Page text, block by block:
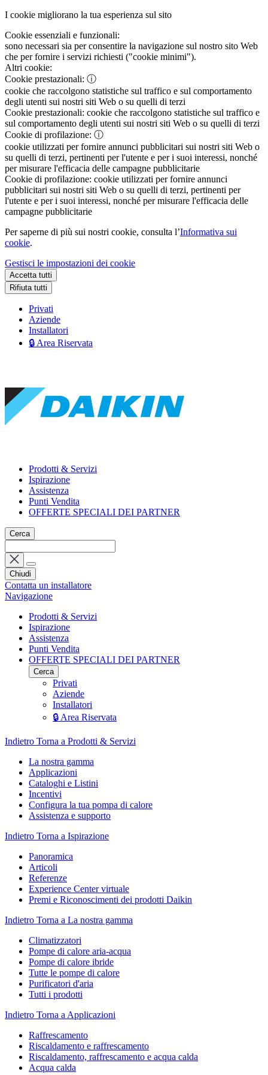
I cookie migliorano la tua esperienza sul sito
Cookie essenziali e funzionali:
sono necessari sia per consentire la navigazione sul nostro sito Web
che per fornire i servizi richiesti ("cookie minimi").
Altri cookie:
Cookie prestazionali: ⓘ
cookie che raccolgono statistiche sul traffico e sul comportamento
degli utenti sui nostri siti Web o su quelli di terzi
Cookie prestazionali: cookie che raccolgono statistiche sul traffico e
sul comportamento degli utenti sui nostri siti Web o su quelli di terzi
Cookie di profilazione: ⓘ
cookie utilizzati per fornire annunci pubblicitari sui nostri siti Web o
su quelli di terzi, pertinenti per l'utente e per i suoi interessi, nonché
per misurare l'efficacia delle campagne pubblicitarie
Cookie di profilazione: cookie utilizzati per fornire annunci
pubblicitari sui nostri siti Web o su quelli di terzi, pertinenti per
l'utente e per i suoi interessi, nonché per misurare l'efficacia delle
campagne pubblicitarie
Per saperne di più sui nostri cookie, consulta l’Informativa sui
cookie.
Gestisci le impostazioni dei cookie
Accetta tutti
Rifiuta tutti
Privati
Aziende
Installatori
🔒 Area Riservata
Prodotti & Servizi
Ispirazione
Assistenza
Punti Vendita
OFFERTE SPECIALI DEI PARTNER
Cerca
Chiudi
Contatta un installatore
Navigazione
Prodotti & Servizi
Ispirazione
Assistenza
Punti Vendita
OFFERTE SPECIALI DEI PARTNER
Cerca
Privati
Aziende
Installatori
🔒 Area Riservata
Indietro Torna a Prodotti & Servizi
La nostra gamma
Applicazioni
Cataloghi e Listini
Incentivi
Configura la tua pompa di calore
Assistenza e supporto
Indietro Torna a Ispirazione
Panoramica
Articoli
Referenze
Experience Center virtuale
Premi e Riconoscimenti dei prodotti Daikin
Indietro Torna a La nostra gamma
Climatizzatori
Pompe di calore aria-acqua
Pompe di calore ibride
Tutte le pompe di calore
Purificatori d'aria
Tutti i prodotti
Indietro Torna a Applicazioni
Raffrescamento
Riscaldamento e raffrescamento
Riscaldamento, raffrescamento e acqua calda
Acqua calda